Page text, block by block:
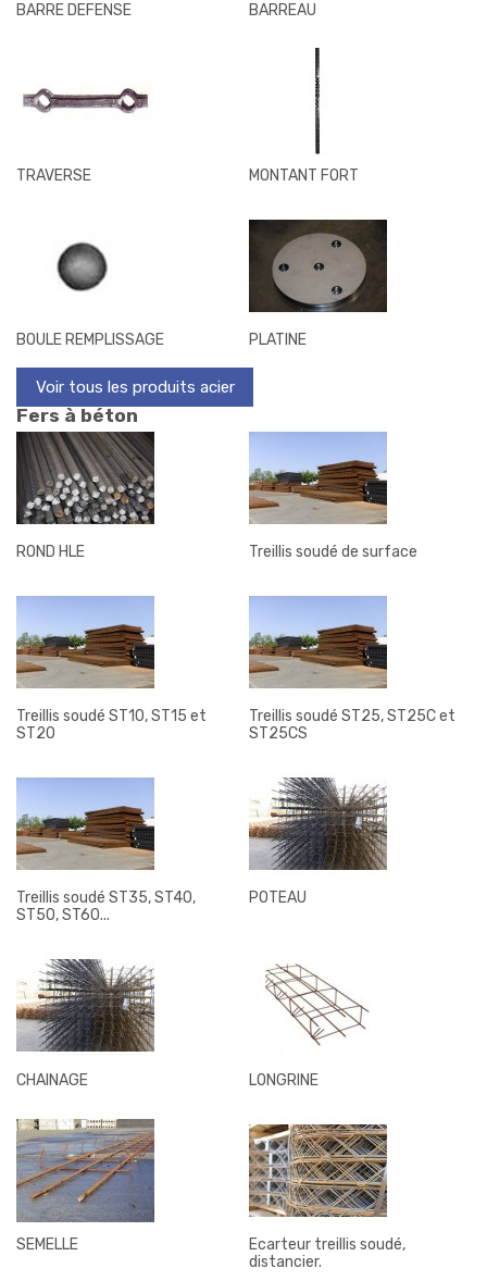
BARRE DEFENSE BARREAU
TRAVERSE MONTANT FORT
BOULE REMPLISSAGE PLATINE
Voir tous les produits acier
Fers à béton
ROND HLE Treillis soudé de surface
Treillis soudé ST10, ST15 et
ST20
Treillis soudé ST25, ST25C et
ST25CS
Treillis soudé ST35, ST40,
ST50, ST60...
POTEAU
CHAINAGE LONGRINE
SEMELLE
Ecarteur treillis soudé,
distancier.